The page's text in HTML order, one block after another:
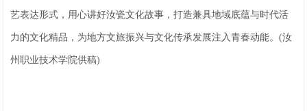
艺表达形式，用心讲好汝瓷文化故事，打造兼具地域底蕴与时代活
力的文化精品，为地方文旅振兴与文化传承发展注入青春动能。(汝
州职业技术学院供稿)